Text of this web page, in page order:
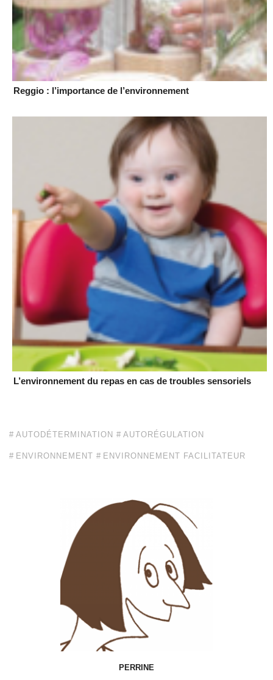
Reggio : l’importance de l’environnement
L’environnement du repas en cas de troubles sensoriels
AUTODÉTERMINATION AUTORÉGULATION
ENVIRONNEMENT ENVIRONNEMENT FACILITATEUR
PERRINE